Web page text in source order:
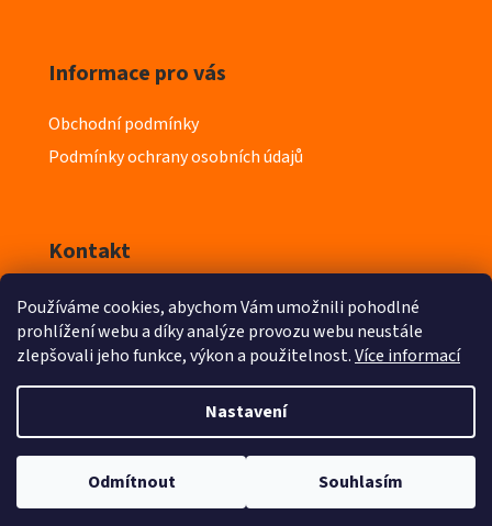
Používáme cookies, abychom Vám umožnili pohodlné
prohlížení webu a díky analýze provozu webu neustále
zlepšovali jeho funkce, výkon a použitelnost.Více informací
Nastavení
Odmítnout Souhlasím
Informace pro vás
Obchodní podmínky
Podmínky ochrany osobních údajů
Kontakt
info@iyeska.cz
603 218 411
Vytvořil Shoptet
Copyright 2026iyeska.cz. Všechna práva vyhrazena.